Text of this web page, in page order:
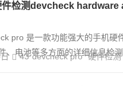
件检测devcheck
pro 是一款功能强大的手机硬
、电池等多方面的详细信息检
43 devcheck pro 硬件检测